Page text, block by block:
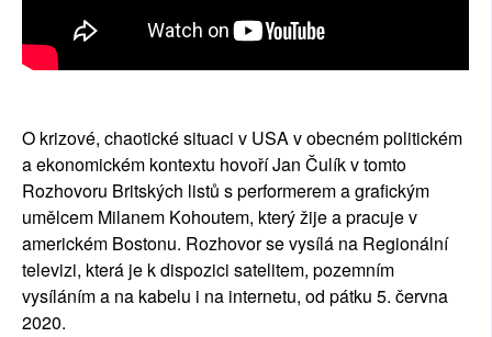
O krizové, chaotické situaci v USA v obecném politickém
a ekonomickém kontextu hovoří Jan Čulík v tomto
Rozhovoru Britských listů s performerem a grafickým
umělcem Milanem Kohoutem, který žije a pracuje v
americkém Bostonu. Rozhovor se vysílá na Regionální
televizi, která je k dispozici satelitem, pozemním
vysíláním a na kabelu i na internetu, od pátku 5. června
2020.